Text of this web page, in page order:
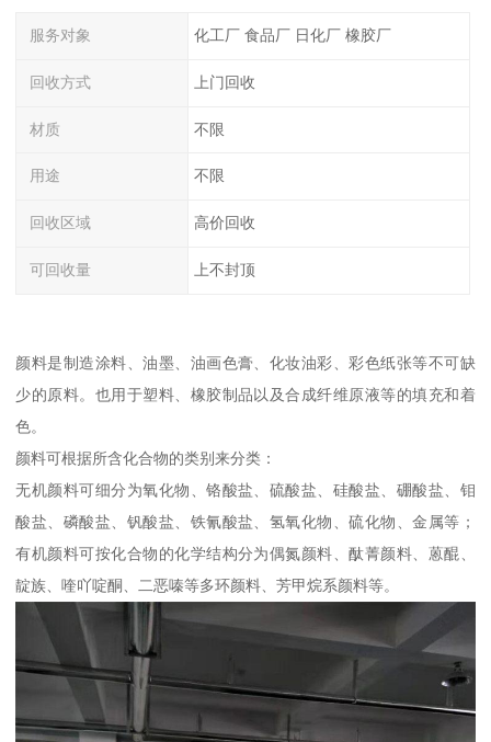
服务对象 化工厂 食品厂 日化厂 橡胶厂
回收方式 上门回收
材质 不限
用途 不限
回收区域 高价回收
可回收量 上不封顶
颜料是制造涂料、油墨、油画色膏、化妆油彩、彩色纸张等不可缺
少的原料。也用于塑料、橡胶制品以及合成纤维原液等的填充和着
色。
颜料可根据所含化合物的类别来分类：
无机颜料可细分为氧化物、铬酸盐、硫酸盐、硅酸盐、硼酸盐、钼
酸盐、磷酸盐、钒酸盐、铁氰酸盐、氢氧化物、硫化物、金属等；
有机颜料可按化合物的化学结构分为偶氮颜料、酞菁颜料、蒽醌、
靛族、喹吖啶酮、二恶嗪等多环颜料、芳甲烷系颜料等。